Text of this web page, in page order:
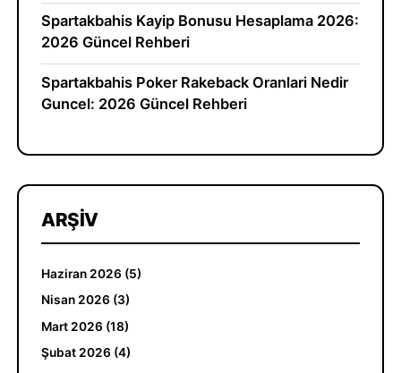
Spartakbahis Kayip Bonusu Hesaplama 2026:
2026 Güncel Rehberi
Spartakbahis Poker Rakeback Oranlari Nedir
Guncel: 2026 Güncel Rehberi
ARŞIV
Haziran 2026 (5)
Nisan 2026 (3)
Mart 2026 (18)
Şubat 2026 (4)